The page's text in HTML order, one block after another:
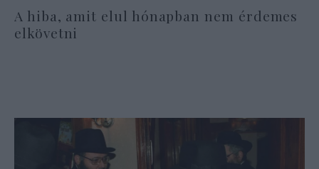
A hiba, amit elul hónapban nem érdemes
elkövetni